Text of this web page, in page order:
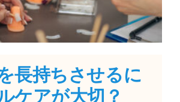
長持ちさせるに
ケアが大切？